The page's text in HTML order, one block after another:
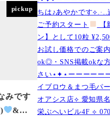
pickup
みです
&…
ちは♪あやかです︎
ご予約スタート
【
ン】として10粒
お試し価格でのご案
ok◎・SNS掲載okな
さい⋆✦⋆ーーーーー
イブロウ＆まつ毛パ
オアシス店︎︎⟡ 愛知県
栄ぶへいビル4F ︎︎⟡